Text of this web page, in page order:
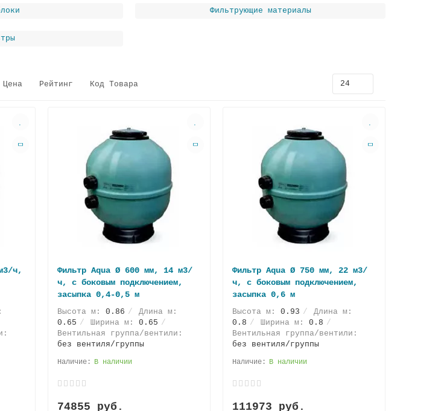
Фильтрующие материалы
Цена Рейтинг Код Товара
ч,
Фильтр Aqua Ø 600 мм, 14 м3/
ч, с боковым подключением,
засыпка 0,4-0,5 м
Высота м: 0.86
Длина м:
0.65
Ширина м: 0.65
Вентильная группа/вентили:
без вентиля/группы
В наличии
74855 руб.
Фильтр Aqua Ø 750 мм, 22 м3/
ч, с боковым подключением,
засыпка 0,6 м
Высота м: 0.93
Длина м:
0.8
Ширина м: 0.8
Вентильная группа/вентили:
без вентиля/группы
В наличии
111973 руб.